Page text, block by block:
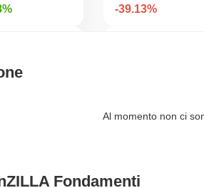
-39.13%
#231
Al momento non ci
Fondamenti